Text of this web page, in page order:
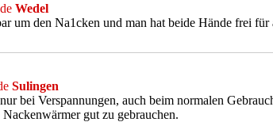
de Wedel
um den Na1cken und man hat beide Hände frei für
Sulingen
bei Verspannungen, auch beim normalen
gut zu gebrauchen.